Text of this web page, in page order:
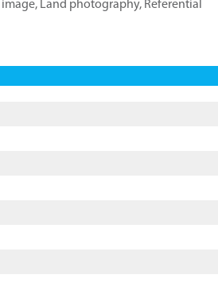
image, Land photography, Referential